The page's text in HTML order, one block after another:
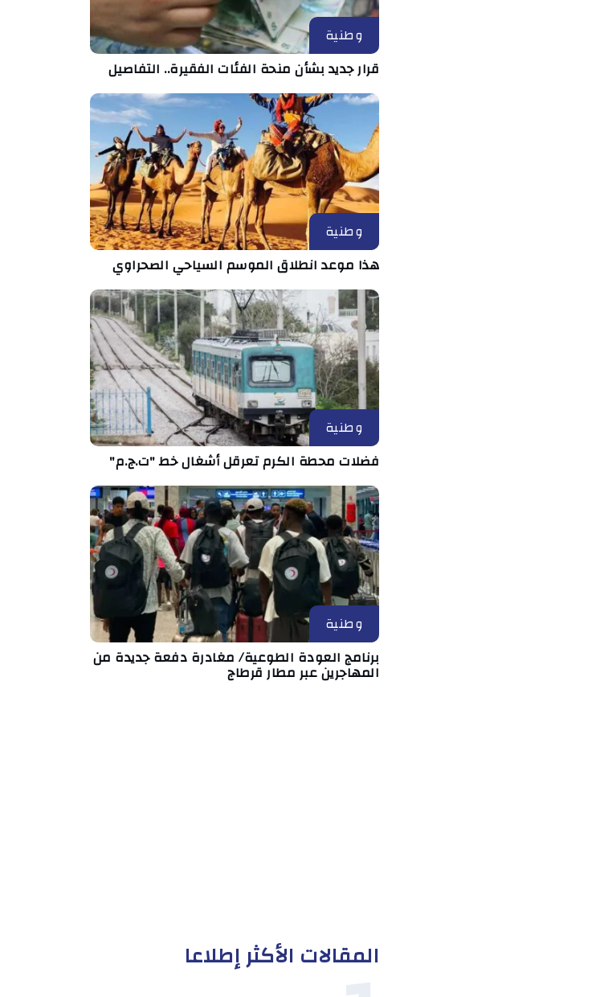
وطنية
قرار جديد بشأن منحة الفئات الفقيرة.. التفاصيل
وطنية
هذا موعد انطلاق الموسم السياحي الصحراوي
وطنية
فضلات محطة الكرم تعرقل أشغال خط "ت.ج.م"
وطنية
برنامج العودة الطوعية/ مغادرة دفعة جديدة من
المهاجرين عبر مطار قرطاج
المقالات الأكثر إطلاعا